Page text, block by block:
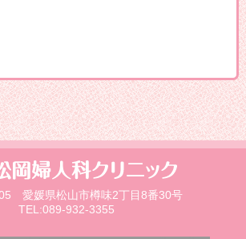
愛媛県松山市樽味2丁目8番30号
TEL:089-932-3355